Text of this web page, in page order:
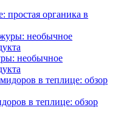
простая органика в
необычное
в теплице: обзор